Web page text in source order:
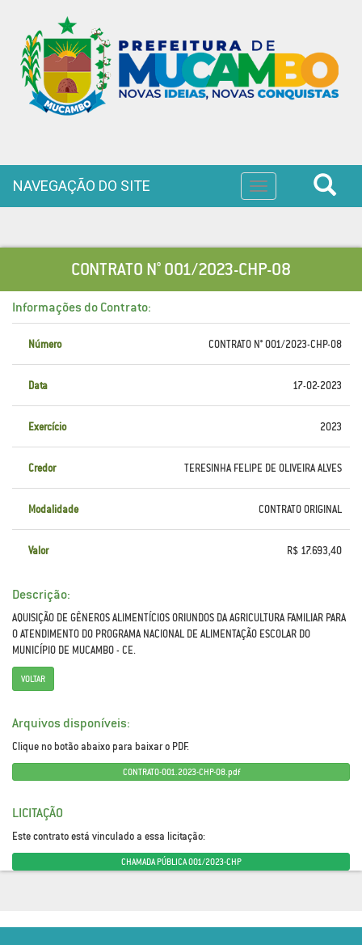
Toggle
navigation
NAVEGAÇÃO DO SITE
CONTRATO N° 001/2023-CHP-08
Informações do Contrato:
Número CONTRATO N° 001/2023-CHP-08
Data 17-02-2023
Exercício 2023
Credor TERESINHA FELIPE DE OLIVEIRA ALVES
Modalidade CONTRATO ORIGINAL
Valor R$ 17.693,40
Descrição:
AQUISIÇÃO DE GÊNEROS ALIMENTÍCIOS ORIUNDOS DA AGRICULTURA FAMILIAR PARA
O ATENDIMENTO DO PROGRAMA NACIONAL DE ALIMENTAÇÃO ESCOLAR DO
MUNICÍPIO DE MUCAMBO - CE.
VOLTAR
Arquivos disponíveis:
Clique no botão abaixo para baixar o PDF.
CONTRATO-001.2023-CHP-08.pdf
LICITAÇÃO
Este contrato está vinculado a essa licitação:
CHAMADA PÚBLICA 001/2023-CHP